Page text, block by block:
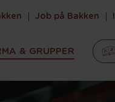
Job på Bakken
& GRUPPER